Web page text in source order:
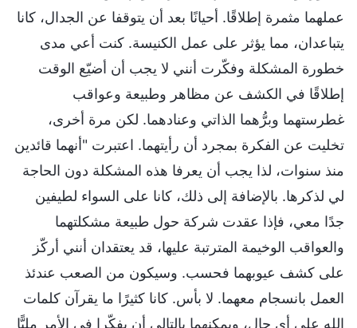
عملهما مثمرة إطلاقًا. أحيانًا بعد أن يتوقفا عن الجدال، كانا
يتباعدان، مما يؤثر على عمل الكنيسة. كنت أعي مدى
خطورة المشكلة وفكّرت أنني لا يجب أن أضيّع الوقت
إطلاقًا في الكشف عن مظاهر وطبيعة وعواقب
غطرستهما وبرُّهما الذاتي وعنادهما. لكن مرة أخرى،
تخليت عن الفكرة بمجرد أن رأيتهما. اعتبرت "أنهما قائدين
منذ سنوات، لذا يجب أن يعرفا هذه المشكلة دون الحاجة
لي لذكرها. بالإضافة إلى ذلك، كانا على السواء لطيفين
جدًا معي، فإذا عقدت شركة حول طبيعة مشكلتهما
والعواقب الوخيمة المترتبة عليها، قد يعتقدان أنني أركّز
على كشف عيوبهما فحسب. وسيكون من الصعب عندئذ
العمل بانسجام معهما. لا بأس. كانا كثيرًا ما يقرآن كلمات
الله على أي حال، ويمكنهما بالتالي أن يفكّرا في الأمر مليًّا